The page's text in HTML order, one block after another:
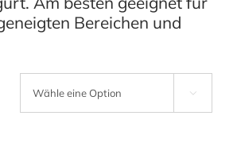
Bereichen und
